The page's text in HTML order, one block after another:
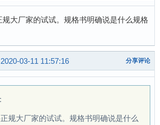
大厂家的试试。规格书明确说是什么规格
2020-03-11 11:57:16 分享评论
规大厂家的试试。规格书明确说是什么